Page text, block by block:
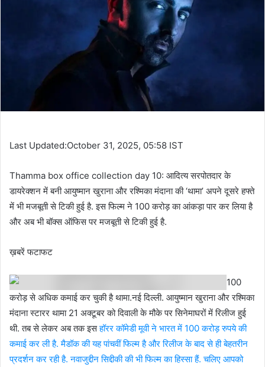
Last Updated:October 31, 2025, 05:58 IST
Thamma box office collection day 10: आदित्य सरपोतदार के
डायरेक्शन में बनी आयुष्मान खुराना और रश्मिका मंदाना की ‘थामा’ अपने दूसरे हफ्ते
में भी मजबूती से टिकी हुई है. इस फिल्म ने 100 करोड़ का आंकड़ा पार कर लिया है
और अब भी बॉक्स ऑफिस पर मजबूती से टिकी हुई है.
ख़बरें फटाफट
100
करोड़ से अधिक कमाई कर चुकी है थामा.नई दिल्ली. आयुष्मान खुराना और रश्मिका
मंदाना स्टारर थामा 21 अक्टूबर को दिवाली के मौके पर सिनेमाघरों में रिलीज हुई
थी. तब से लेकर अब तक इसहॉरर कॉमेडी मूवी ने भारत में 100 करोड़ रुपये की
कमाई कर ली है. मैडॉक की यह पांचवीं फिल्म है और रिलीज के बाद से ही बेहतरीन
प्रदर्शन कर रही है. नवाजुद्दीन सिद्दीकी की भी फिल्म का हिस्सा हैं. चलिए आपको